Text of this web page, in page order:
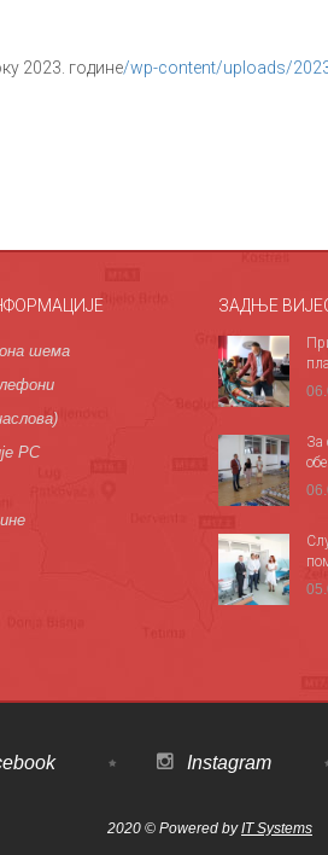
2023. године/wp-content/uploads/
шема
РС
ЗАДЊЕ
За
Instagram
2020 © Powered byIT Systems